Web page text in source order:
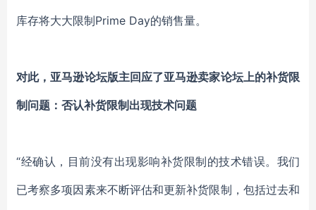
库存将大大限制Prime Day的销售量。
对此，亚马逊论坛版主回应了亚马逊卖家论坛上的补货限
制问题： 否认补货限制出现技术问题
“经确认，目前没有出现影响补货限制的技术错误。我们
已考察多项因素来不断评估和更新补货限制，包括过去和